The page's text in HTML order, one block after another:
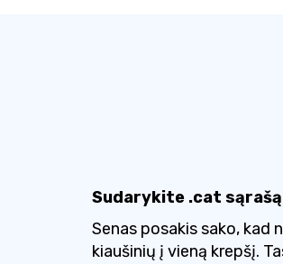
Sudarykite .cat sąrašą
Senas posakis sako, kad
kiaušinių į vieną krepšį.